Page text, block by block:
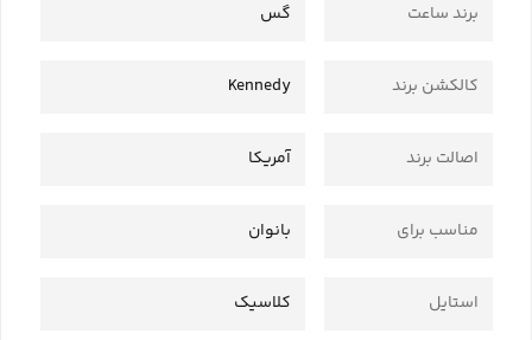
برند ساعت گس
کالکشن برند Kennedy
اصالت برند آمریکا
مناسب برای بانوان
استایل کلاسیک